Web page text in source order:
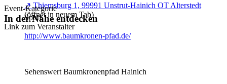
↗Thiemsburg 1, 99991 Unstrut-Hainich OT Alterstedt
(öffnet in neuem Tab)
Event-Kategorie
Sport
Link zum Veranstalter
http://www.baumkronen-pfad.de/
In der Nähe entdecken
Sehenswert Baumkronenpfad Hainich